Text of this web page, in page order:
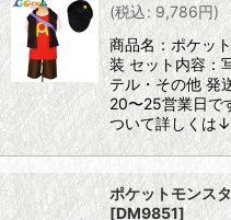
(税込: 9,786円)
商品名：ポケッ
装 セット内容：
テル・その他 発
20〜25営業日で
ついて詳しくは
ポケットモン
[DM9851]